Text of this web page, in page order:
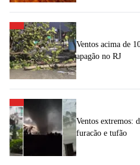
Ventos acima de
apagão no RJ
Ventos extremos:
furacão e tufão